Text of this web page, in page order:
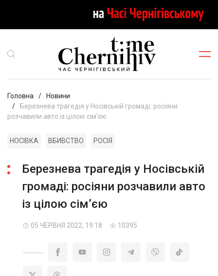
Головна
Новини
Березнева трагедія у Носівській громаді: росіяни
розчавили авто із цілою сім’єю
НОСІВКА ВБИВСТВО РОСІЯ
Березнева трагедія у Носівській
громаді: росіяни розчавили авто
із цілою сім’єю
05 ЧЕРВНЯ 2022, 19:18 10395